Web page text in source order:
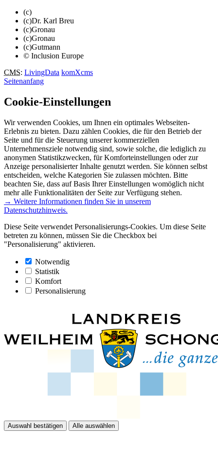
(c)
(c)Dr. Karl Breu
(c)Gronau
(c)Gronau
(c)Gutmann
© Inclusion Europe
CMS: LivingData komXcms
Seitenanfang
Cookie-Einstellungen
Wir verwenden Cookies, um Ihnen ein optimales Webseiten-
Erlebnis zu bieten. Dazu zählen Cookies, die für den Betrieb der
Seite und für die Steuerung unserer kommerziellen
Unternehmensziele notwendig sind, sowie solche, die lediglich zu
anonymen Statistikzwecken, für Komforteinstellungen oder zur
Anzeige personalisierter Inhalte genutzt werden. Sie können selbst
entscheiden, welche Kategorien Sie zulassen möchten. Bitte
beachten Sie, dass auf Basis Ihrer Einstellungen womöglich nicht
mehr alle Funktionalitäten der Seite zur Verfügung stehen.
→ Weitere Informationen finden Sie in unserem
Datenschutzhinweis.
Diese Seite verwendet Personalisierungs-Cookies. Um diese Seite
betreten zu können, müssen Sie die Checkbox bei
"Personalisierung" aktivieren.
Notwendig
Statistik
Komfort
Personalisierung
Auswahl bestätigen Alle auswählen